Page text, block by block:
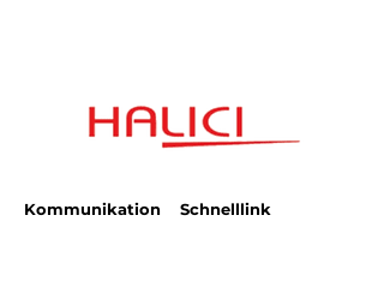
Kommunikation Schnelllink